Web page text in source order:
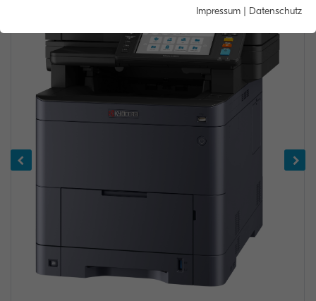
Impressum | Datenschutz